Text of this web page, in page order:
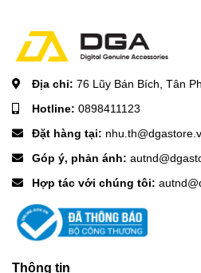
Địa chỉ: 76 Lũy Bán Bích, Tân
Hotline: 0898411123
Đặt hàng tại:
Góp ý, phản ánh:
Hợp tác với chúng tôi:
Thông tin